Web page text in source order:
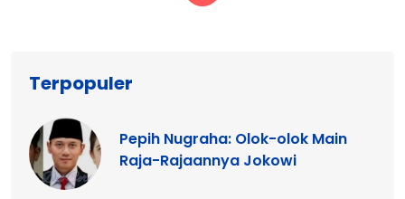
Terpopuler
Pepih Nugraha: Olok-olok Main
Raja-Rajaannya Jokowi